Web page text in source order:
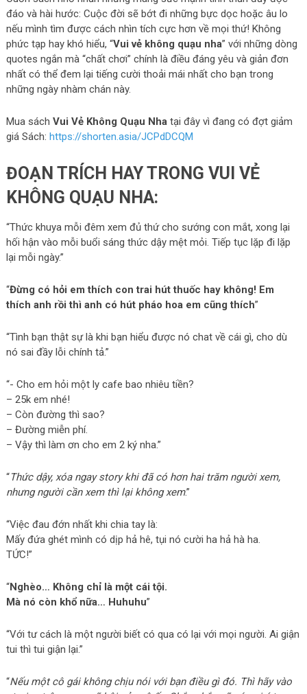
đáo và hài hước: Cuộc đời sẽ bớt đi những bực dọc hoặc âu lo
nếu mình tìm được cách nhìn tích cực hơn về mọi thứ! Không
phức tạp hay khó hiểu, “Vui vẻ không quạu nha” với những dòng
quotes ngắn mà “chất chơi” chính là điều đáng yêu và giản đơn
nhất có thể đem lại tiếng cười thoải mái nhất cho bạn trong
những ngày nhàm chán này.
Mua sách Vui Vẻ Không Quạu Nhatại đây vì đang có đợt giảm
giá Sách: https://shorten.asia/JCPdDCQM
ĐOẠN TRÍCH HAY TRONG VUI VẺ
KHÔNG QUẠU NHA:
“Thức khuya mỗi đêm xem đủ thứ cho sướng con mắt, xong lại
hối hận vào mỗi buổi sáng thức dậy mệt mỏi. Tiếp tục lặp đi lặp
lại mỗi ngày.”
“Đừng có hỏi em thích con trai hút thuốc hay không! Em
thích anh rồi thì anh có hút pháo hoa em cũng thích”
“Tình bạn thật sự là khi bạn hiểu được nó chat về cái gì, cho dù
nó sai đầy lỗi chính tả.”
“- Cho em hỏi một ly cafe bao nhiêu tiền?
– 25k em nhé!
– Còn đường thì sao?
– Đường miễn phí.
– Vậy thì làm ơn cho em 2 ký nha.”
“Thức dậy, xóa ngay story khi đã có hơn hai trăm người xem,
nhưng người cần xem thì lại không xem.”
“Việc đau đớn nhất khi chia tay là:
Mấy đứa ghét mình có dịp hả hê, tụi nó cười ha hả hà ha.
TỨC!”
“Nghèo… Không chỉ là một cái tội.
Mà nó còn khổ nữa… Huhuhu”
“Với tư cách là một người biết có qua có lại với mọi người. Ai giận
tui thì tui giận lại.”
“Nếu một cô gái không chịu nói với bạn điều gì đó. Thì hãy vào